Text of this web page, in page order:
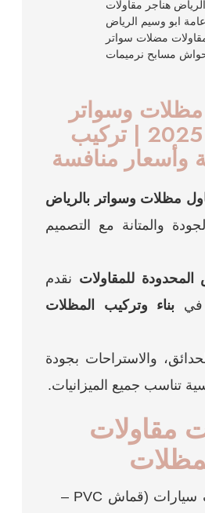
هناجر مقاولات
عامة ابو وسيم الرياض
مضلات سواتر
مسابح نرميمات
وسواتر
بالرياض 2025 | تركيب
وأسعار منافسة
مظلات وسواتر بالرياض
والمتانة مع التصميم
المحدودة للمقاولات نقدم
في بناء وتركيب المظلات
والاستراحات بجودة
تناسب جميع الميزانيات.
مقاولات
مظلات مواقف سيارات (قماش PVC –